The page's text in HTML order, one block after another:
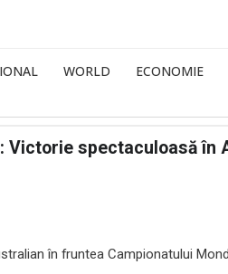
WORLD ECONOMIE
spectaculoasă în
în fruntea Campionatului